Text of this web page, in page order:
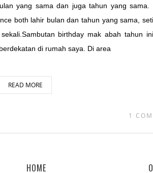
yang sama dan juga tahun yang sama.
both lahir bulan dan tahun yang sama,
birthday mak abah tahun
di rumah saya. Di area
READ MORE
1
HOME